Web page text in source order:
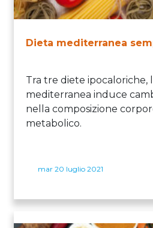
Dieta mediterranea
Tra tre diete ipocaloriche,
mediterranea induce
nella composizione
metabolico.
mar 20 luglio 2021